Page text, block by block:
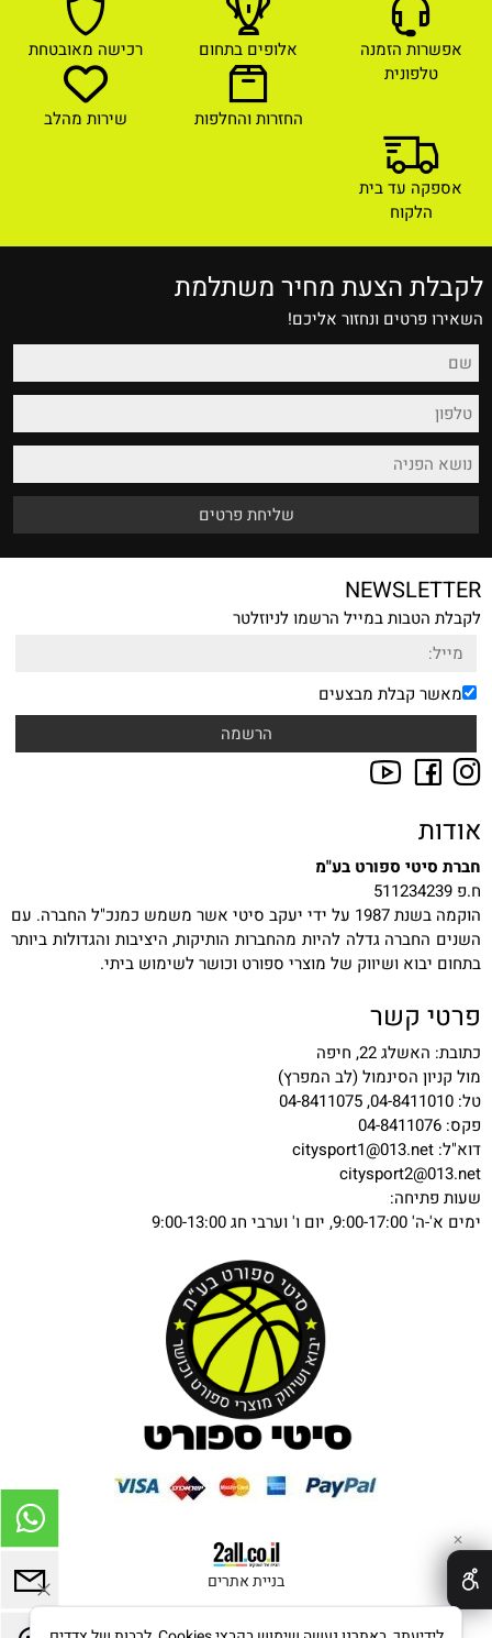
אפשרות הזמנה
טלפונית
אלופים בתחום רכישה מאובטחת
החזרות והחלפות שירות מהלב
אספקה עד בית
הלקוח
לקבלת הצעת מחיר משתלמת
השאירו פרטים ונחזור אליכם!
NEWSLETTER
לקבלת הטבות במייל הרשמו לניוזלטר
מאשר קבלת מבצעים
אודות
חברת סיטי ספורט בע"מ
ח.פ 511234239
הוקמה בשנת 1987 על ידי יעקב סיטי אשר משמש כמנכ"ל החברה. עם
השנים החברה גדלה להיות מהחברות הותיקות, היציבות והגדולות ביותר
בתחום יבוא ושיווק של מוצרי ספורט וכושר לשימוש ביתי.
פרטי קשר
כתובת: האשלג 22, חיפה
מול קניון הסינמול (לב המפרץ)
טל: 04-8411010, 04-8411075
פקס: 04-8411076
דוא"ל: citysport1@013.net
citysport2@013.net
שעות פתיחה:
ימים א'-ה' 9:00-17:00, יום ו' וערבי חג 9:00-13:00
בניית אתרים
✕